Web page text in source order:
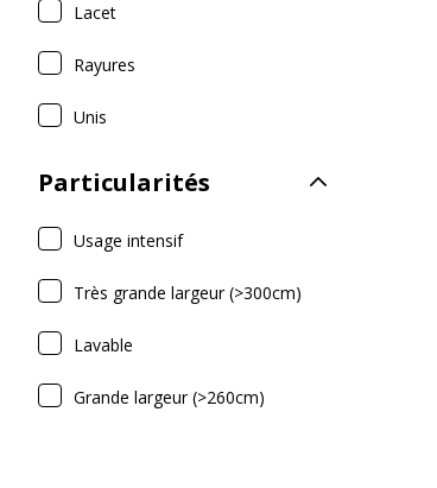
Lacet
Rayures
Unis
Particularités
Usage intensif
Très grande largeur (>300cm)
Lavable
Grande largeur (>260cm)